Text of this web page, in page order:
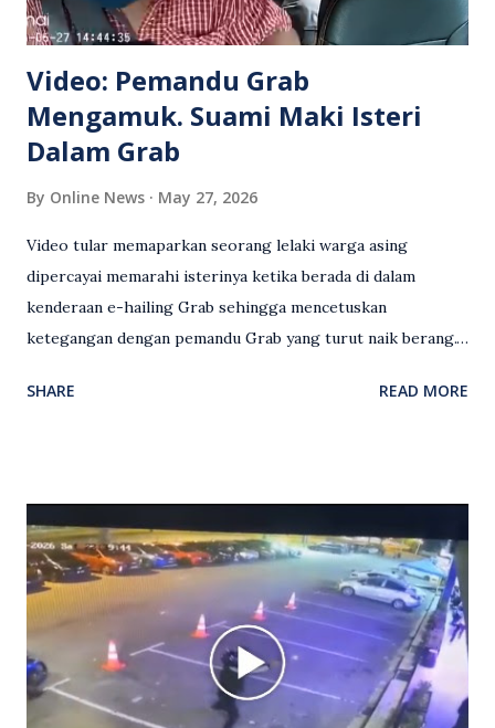
Video: Pemandu Grab
Mengamuk. Suami Maki Isteri
Dalam Grab
By Online News May 27, 2026
Video tular memaparkan seorang lelaki warga asing
dipercayai memarahi isterinya ketika berada di dalam
kenderaan e-hailing Grab sehingga mencetuskan
ketegangan dengan pemandu Grab yang turut naik berang.
antara seorang lelaki warga asing dengan pemandu Grab
Grab bertindak mempertahankan wanita terbabit sebelum
berlaku pertikaman lidah antara kedua-dua pihak. Video
berkenaan kini tular di media sosial dan mendapat pelbagai
reaksi orang ramai. Antara komen orang awam yang tular di
media sosial mengenai insiden tersebut ialah ramai yang
meluahkan rasa marah terhadap tindakan lelaki berkenaan
serta memuji pemandu Grab kerana campur tangan.
SHARE READ MORE